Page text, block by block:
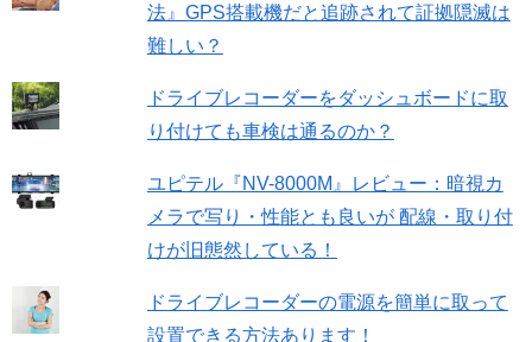
法』GPS搭載機だと追跡されて証拠隠滅は
難しい？
ドライブレコーダーをダッシュボードに取
り付けても車検は通るのか？
ユピテル『NV-8000M』レビュー：暗視カ
メラで写り・性能とも良いが 配線・取り付
けが旧態然している！
ドライブレコーダーの電源を簡単に取って
設置できる方法あります！